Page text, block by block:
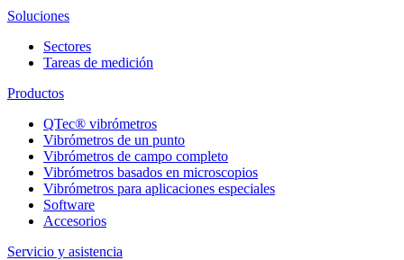
Soluciones
Sectores
Tareas de medición
Productos
QTec® vibrómetros
Vibrómetros de un punto
Vibrómetros de campo completo
Vibrómetros basados en microscopios
Vibrómetros para aplicaciones especiales
Software
Accesorios
Servicio y asistencia